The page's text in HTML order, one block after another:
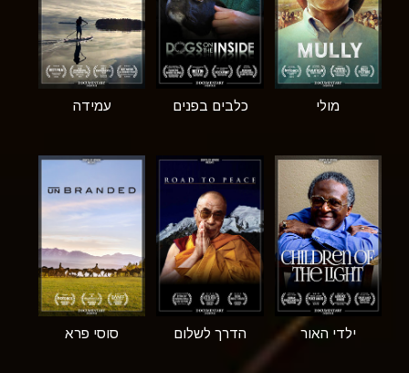
מולי כלבים בפנים עמידה
ילדי האור הדרך לשלום סוסי פרא